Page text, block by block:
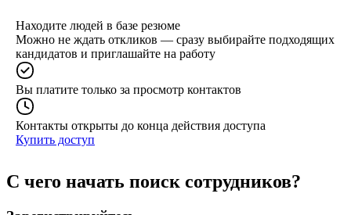
Находите людей в базе резюме
Можно не ждать откликов — сразу выбирайте подходящих
кандидатов и приглашайте на работу
Вы платите только за просмотр контактов
Контакты открыты до конца действия доступа
Купить доступ
С чего начать поиск сотрудников?